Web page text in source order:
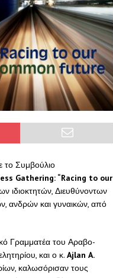
το Συμβούλιο
Gathering: “Racing to our
ιδιοκτητών, Διευθύνοντων
ανδρών και γυναικών, από
Γραμματέα του Αραβο-
και ο κ. Ajlan A.
καλωσόρισαν τους